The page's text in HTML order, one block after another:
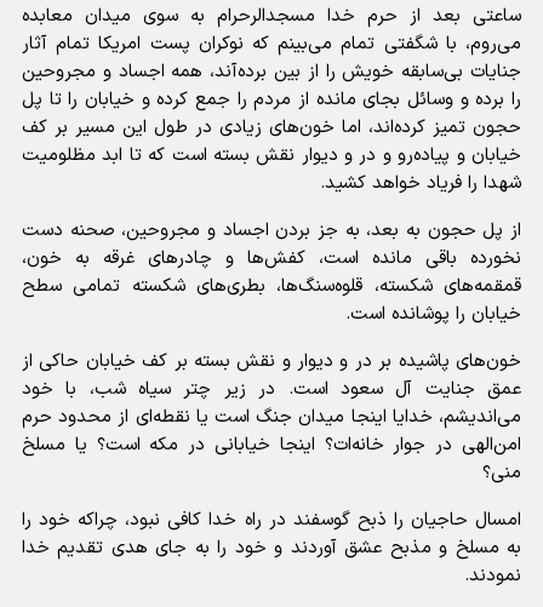
ساعتی بعد از حرم خدا مسجدالرحرام به سوی میدان معابده
می‌روم، با شگفتی تمام می‌بینم که نوکران پست امریکا تمام آثار
جنایات بی‌سابقه خویش را از بین برده‌آند، همه اجساد و مجروحین
را برده و وسائل بجای مانده از مردم را جمع کرده و خیابان را تا پل
حجون تمیز کرده‌اند، اما خون‌های زیادی در طول این مسیر بر کف
خیابان و پیاده‌رو و در و دیوار نقش بسته است که تا ابد مظلومیت
شهدا را فریاد خواهد کشید.
از پل حجون به بعد، به جز بردن اجساد و مجروحین، صحنه دست
نخورده باقی مانده است، کفش‌ها و چادر‌های غرقه به خون،
قمقمه‌های شکسته، قلوه‌سنگ‌ها، بطری‌های شکسته تمامی سطح
خیابان را پوشانده است.
خون‌های پاشیده بر در و دیوار و نقش بسته بر کف خیابان حاکی از
عمق جنایت آل سعود است. در زیر چتر سیاه شب، با خود
می‌اندیشم، خدایا اینجا میدان جنگ است یا نقطه‌ای از محدود حرم
امن‌الهی در جوار خانه‌ات؟ اینجا خیابانی در مکه است؟ یا مسلخ
منی؟
امسال حاجیان را ذبح گوسفند در راه خدا کافی نبود، چراکه خود را
به مسلخ و مذبح عشق آوردند و خود را به جای هدی تقدیم خدا
نمودند.